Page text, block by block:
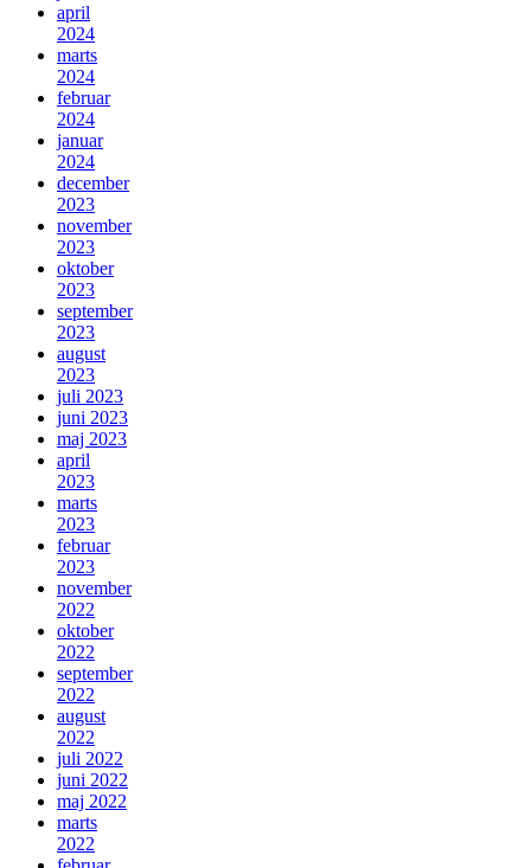
april
2024
marts
2024
februar
2024
januar
2024
december
2023
november
2023
oktober
2023
september
2023
august
2023
juli 2023
juni 2023
maj 2023
april
2023
marts
2023
februar
2023
november
2022
oktober
2022
september
2022
august
2022
juli 2022
juni 2022
maj 2022
marts
2022